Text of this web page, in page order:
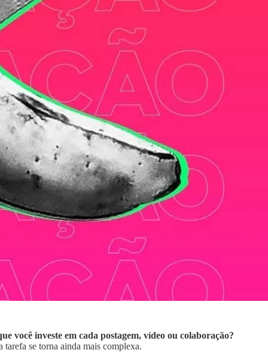
você investe em cada postagem, vídeo ou colaboração?
se torna ainda mais complexa.